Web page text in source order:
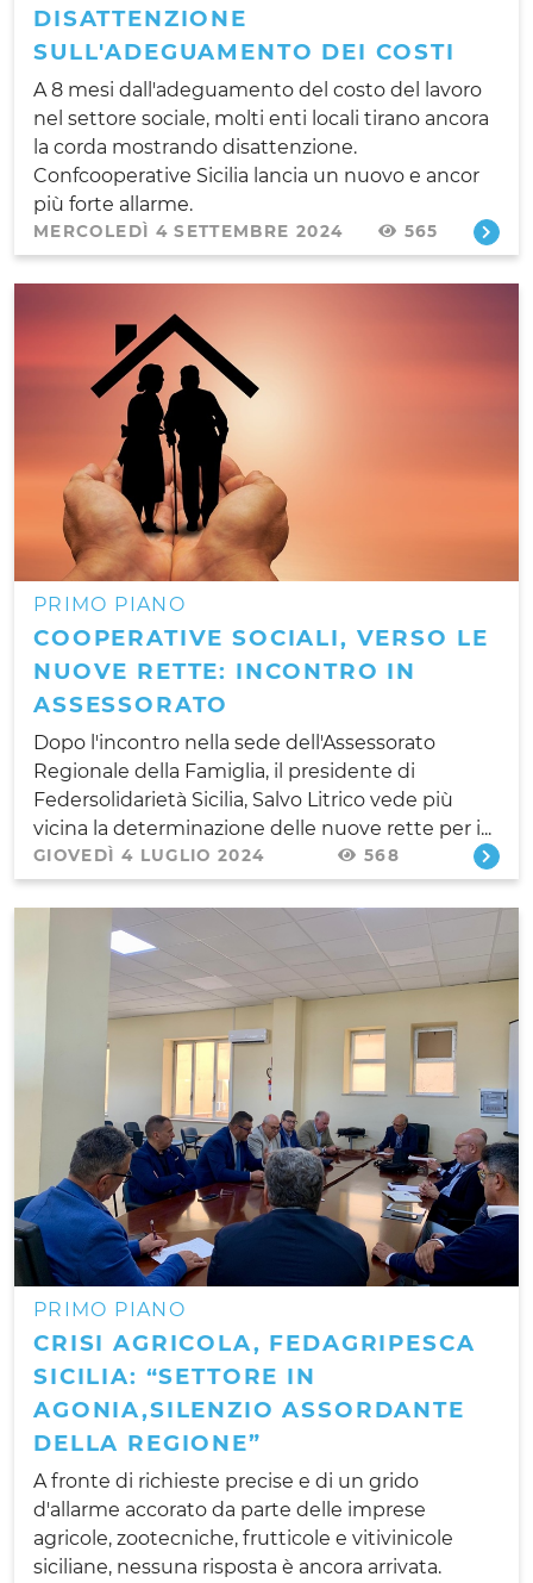
DISATTENZIONE
SULL'ADEGUAMENTO DEI COSTI
A 8 mesi dall'adeguamento del costo del lavoro
nel settore sociale, molti enti locali tirano ancora
la corda mostrando disattenzione.
Confcooperative Sicilia lancia un nuovo e ancor
più forte allarme.
MERCOLEDÌ 4 SETTEMBRE 2024 565
PRIMO PIANO
COOPERATIVE SOCIALI, VERSO LE
NUOVE RETTE: INCONTRO IN
ASSESSORATO
Dopo l'incontro nella sede dell'Assessorato
Regionale della Famiglia, il presidente di
Federsolidarietà Sicilia, Salvo Litrico vede più
vicina la determinazione delle nuove rette per i...
GIOVEDÌ 4 LUGLIO 2024 568
PRIMO PIANO
CRISI AGRICOLA, FEDAGRIPESCA
SICILIA: “SETTORE IN
AGONIA,SILENZIO ASSORDANTE
DELLA REGIONE”
A fronte di richieste precise e di un grido
d'allarme accorato da parte delle imprese
agricole, zootecniche, frutticole e vitivinicole
siciliane, nessuna risposta è ancora arrivata.